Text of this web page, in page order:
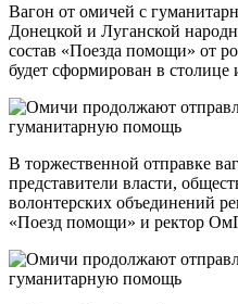
Вагон от омичей с
Донецкой и Луганской
состав «Поезда помощи» от
будет сформирован в столице
В торжественной отправке
представители власти,
волонтерских объединений
«Поезд помощи» и ректор